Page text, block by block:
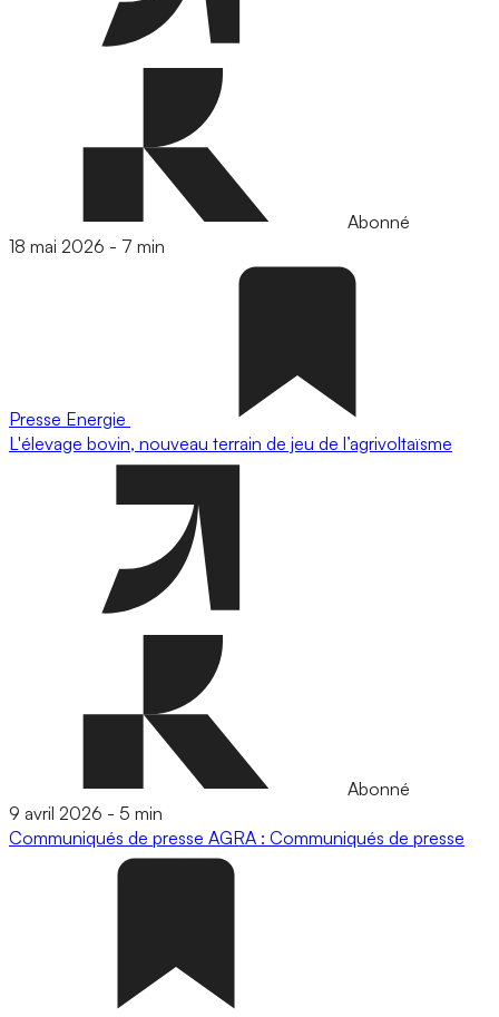
Abonné
18 mai 2026 - 7 min
Presse Energie
L'élevage bovin, nouveau terrain de jeu de l’agrivoltaïsme
Abonné
9 avril 2026 - 5 min
Communiqués de presse AGRA : Communiqués de presse